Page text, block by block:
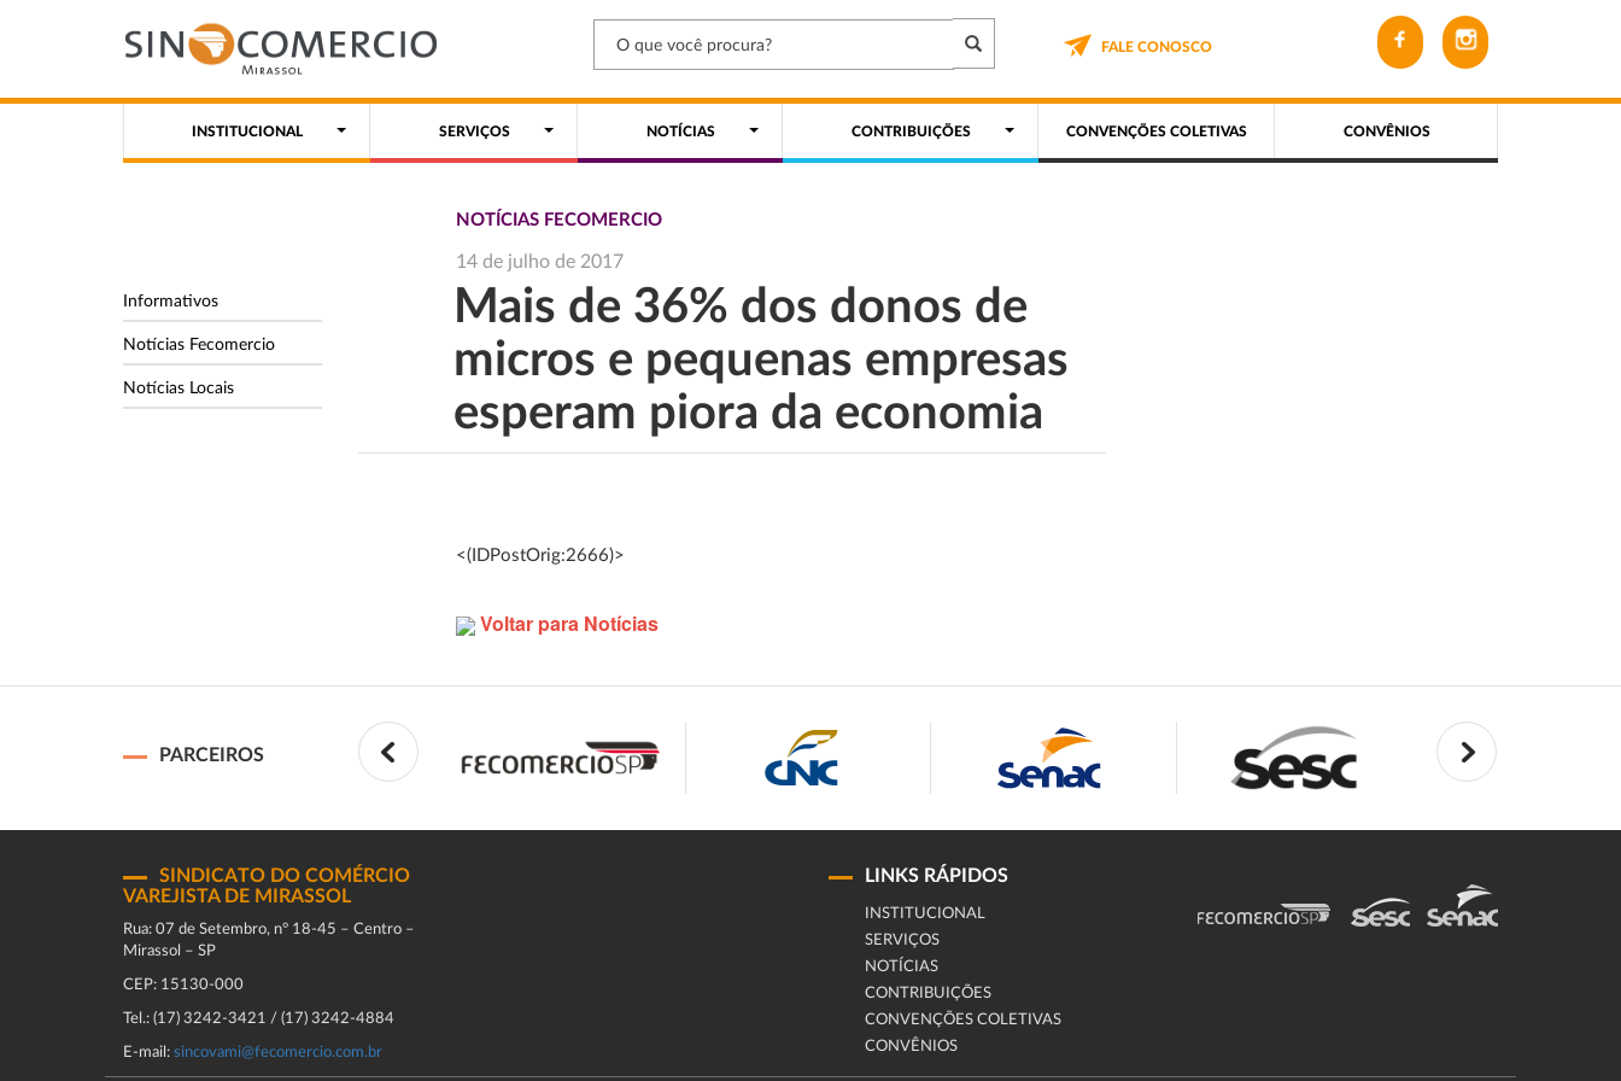
FALE CONOSCO
INSTITUCIONAL SERVIÇOS NOTÍCIAS CONTRIBUIÇÕES CONVENÇÕES COLETIVAS CONVÊNIOS
Informativos
Notícias Fecomercio
Notícias Locais
NOTÍCIAS FECOMERCIO
14 de julho de 2017
Mais de 36% dos donos de
micros e pequenas empresas
esperam piora da economia
<(IDPostOrig:2666)>
Voltar para Notícias
PARCEIROS
SINDICATO DO COMÉRCIO
VAREJISTA DE MIRASSOL
Rua: 07 de Setembro, n° 18-45 – Centro –
Mirassol – SP
CEP: 15130-000
Tel.: (17) 3242-3421 / (17) 3242-4884
E-mail: sincovami@fecomercio.com.br
LINKS RÁPIDOS
INSTITUCIONAL
SERVIÇOS
NOTÍCIAS
CONTRIBUIÇÕES
CONVENÇÕES COLETIVAS
CONVÊNIOS